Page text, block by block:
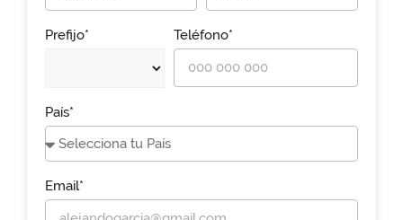
Prefijo* Teléfono*
País*
Email*